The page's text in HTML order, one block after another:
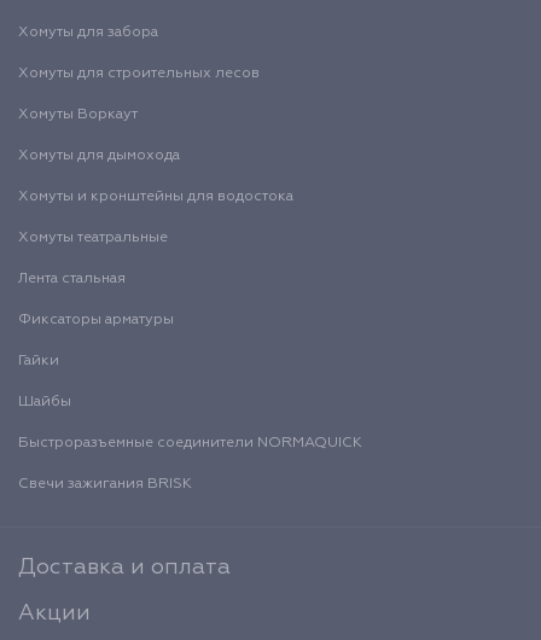
Хомуты для забора
Хомуты для строительных лесов
Хомуты Воркаут
Хомуты для дымохода
Хомуты и кронштейны для водостока
Хомуты театральные
Лента стальная
Фиксаторы арматуры
Гайки
Шайбы
Быстроразъемные соединители NORMAQUICK
Свечи зажигания BRISK
Доставка и оплата
Акции